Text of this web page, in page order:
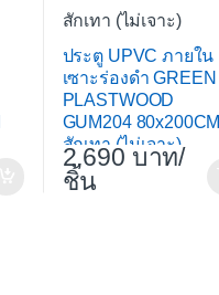
ประตู UPVC ภายใน
เซาะร่องดำ GREEN
PLASTWOOD
GUM204 80x200CM
สักเทา (ไม่เจาะ)
2,690
/
ชิ้น